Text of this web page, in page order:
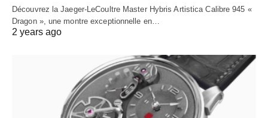
Découvrez la Jaeger-LeCoultre Master Hybris Artistica Calibre 945 «
Dragon », une montre exceptionnelle en…
2 years ago